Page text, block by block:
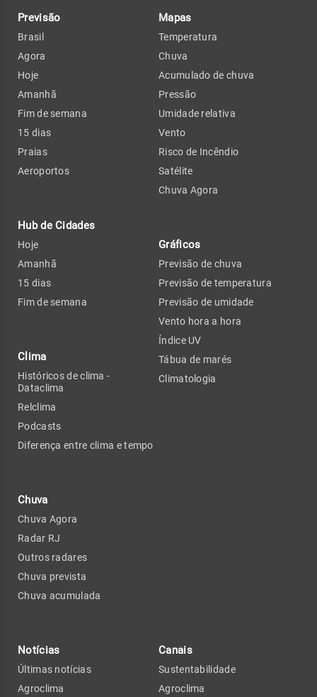
Previsão
Brasil
Agora
Hoje
Amanhã
Fim de semana
15 dias
Praias
Aeroportos
Hub de Cidades
Hoje
Amanhã
15 dias
Fim de semana
Clima
Históricos de clima -
Dataclima
Relclima
Podcasts
Diferença entre clima e tempo
Chuva
Chuva Agora
Radar RJ
Outros radares
Chuva prevista
Chuva acumulada
Mapas
Temperatura
Chuva
Acumulado de chuva
Pressão
Umidade relativa
Vento
Risco de Incêndio
Satélite
Chuva Agora
Gráficos
Previsão de chuva
Previsão de temperatura
Previsão de umidade
Vento hora a hora
Índice UV
Tábua de marés
Climatologia
Notícias
Últimas notícias
Agroclima
Canais
Sustentabilidade
Agroclima